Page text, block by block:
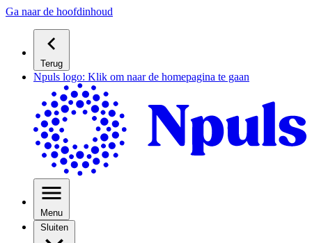
Ga naar de hoofdinhoud
Terug
Npuls logo: Klik om naar de homepagina te gaan
Menu
Sluiten